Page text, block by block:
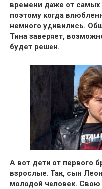
времени даже от самых
поэтому когда
немного удивились.
Тина заверяет,
будет решен.
А вот дети от первого
взрослые. Так, сын
молодой человек. Свою